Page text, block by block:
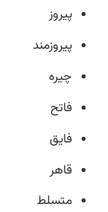
پیروز
پیروزمند
چیره
فاتح
فایق
قاهر
متسلط